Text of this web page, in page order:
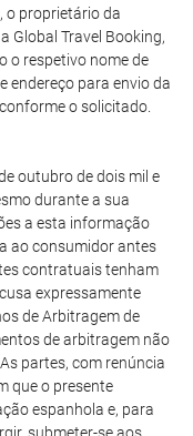
o proprietário da
Global Travel Booking,
o respetivo nome de
endereço para envio da
o solicitado.
outubro de dois mil e
durante a sua
a esta informação
ao consumidor antes
contratuais tenham
expressamente
de Arbitragem de
de arbitragem não
. As partes, com renúncia
que o presente
espanhola e, para